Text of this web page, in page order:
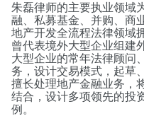
朱磊律师的主要执业领域
融、私募基金、并购、商
地产开发全流程法律领域
曾代表境外大型企业组建
大型企业的常年法律顾问
务，设计交易模式，起草
擅长处理地产金融业务，
结合，设计多项领先的投
例。